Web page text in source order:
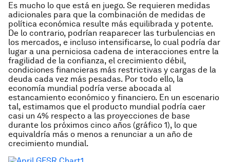
Es mucho lo que está en juego. Se requieren medidas
adicionales para que la combinación de medidas de
política económica resulte más equilibrada y potente.
De lo contrario, podrían reaparecer las turbulencias en
los mercados, e incluso intensificarse, lo cual podría dar
lugar a una perniciosa cadena de interacciones entre la
fragilidad de la confianza, el crecimiento débil,
condiciones financieras más restrictivas y cargas de la
deuda cada vez más pesadas. Por todo ello, la
economía mundial podría verse abocada al
estancamiento económico y financiero. En un escenario
tal, estimamos que el producto mundial podría caer
casi un 4% respecto a las proyecciones de base
durante los próximos cinco años (gráfico 1), lo que
equivaldría más o menos a renunciar a un año de
crecimiento mundial.